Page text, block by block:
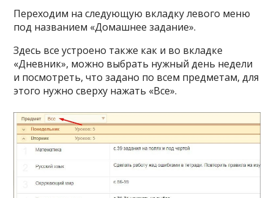
Переходим на следующую вкладку левого меню
под названием «Домашнее задание».
Здесь все устроено также как и во вкладке
«Дневник», можно выбрать нужный день недели
и посмотреть, что задано по всем предметам, для
этого нужно сверху нажать «Все».